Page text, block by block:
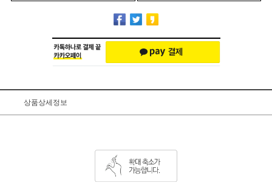
상품상세정보